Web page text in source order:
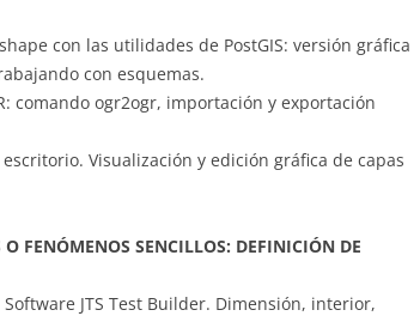
con las utilidades de PostGIS: versión gráfica
con esquemas.
comando ogr2ogr, importación y exportación
Visualización y edición gráfica de capas
FENÓMENOS SENCILLOS: DEFINICIÓN DE
JTS Test Builder. Dimensión, interior,